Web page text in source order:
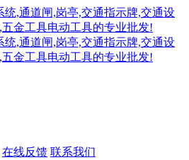
在线反馈 联系我们